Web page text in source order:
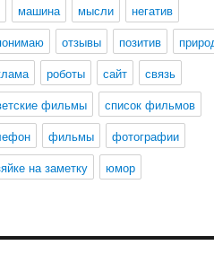
машина мысли
негатив
отзывы позитив
роботы сайт
связь
фильмы
список фильмов
фильмы
фотографии
на заметку
юмор